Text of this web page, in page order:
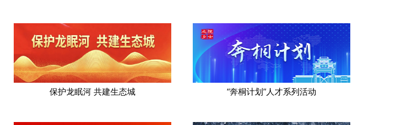
保护龙眠河 共建生态城 “奔桐计划”人才系列活动